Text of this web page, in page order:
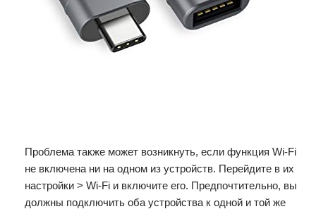
Проблема также может возникнуть, если функция Wi-Fi
не включена ни на одном из устройств. Перейдите в их
настройки > Wi-Fi и включите его. Предпочтительно, вы
должны подключить оба устройства к одной и той же